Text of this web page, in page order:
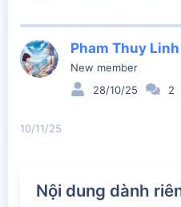
t
i
o
Pham Thuy Linh
New member
28/10/25
2
10/11/25
Nội dung dành